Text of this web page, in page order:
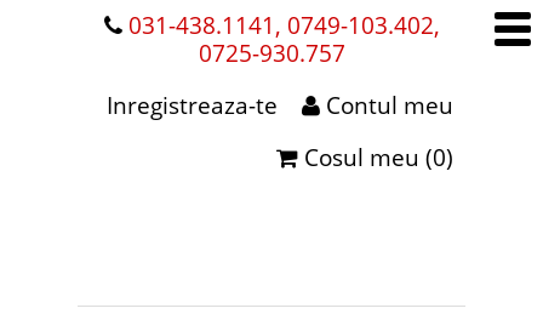
031-438.1141, 0749-103.402,
0725-930.757
Contul meu
Inregistreaza-te
Cosul meu (0)